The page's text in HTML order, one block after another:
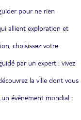
pour ne rien
allient exploration et
choisissez votre
par un expert : vivez
la ville dont vous
évènement mondial :